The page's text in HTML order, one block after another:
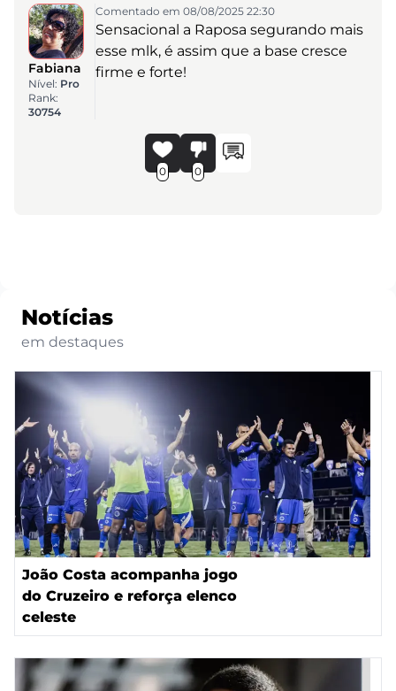
Fabiana
Nível: Pro
Rank:
30754
Comentado em 08/08/2025 22:30
Sensacional a Raposa segurando mais
esse mlk, é assim que a base cresce
firme e forte!
0 0
Notícias
em destaques
João Costa acompanha jogo
do Cruzeiro e reforça elenco
celeste